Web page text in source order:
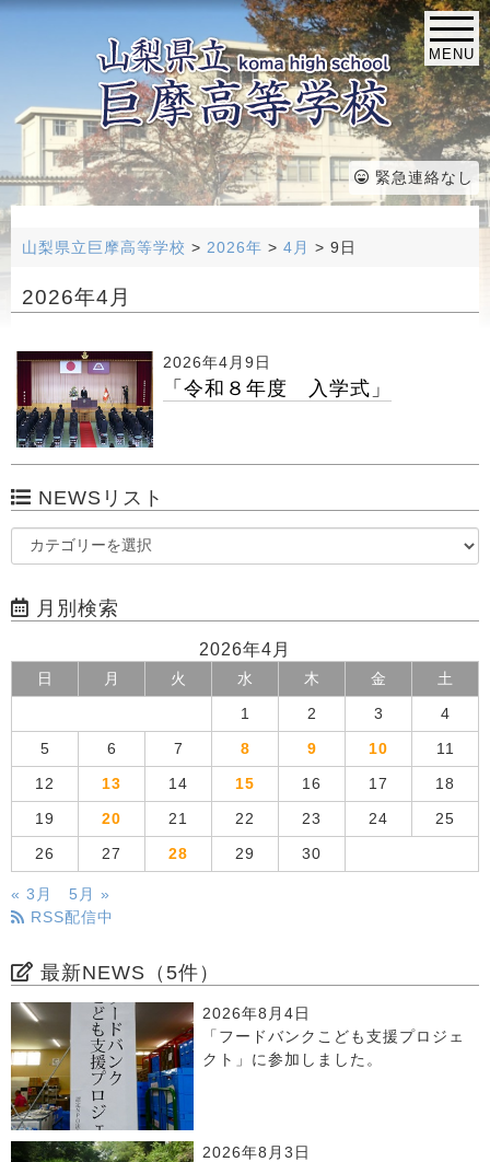
MENU
緊急連絡なし
山梨県立巨摩高等学校 > 2026年 > 4月 > 9日
2026年4月
2026年4月9日
「令和８年度 入学式」
NEWSリスト
月別検索
2026年4月
日 月 火 水 木 金 土
1 2 3 4
5 6 7 8 9 10 11
12 13 14 15 16 17 18
19 20 21 22 23 24 25
26 27 28 29 30
« 3月
5月 »
RSS配信中
最新NEWS（5件）
2026年8月4日
「フードバンクこども支援プロジェ
クト」に参加しました。
2026年8月3日